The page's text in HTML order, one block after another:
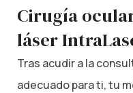
Cirugía
láser
Tras acudir a la
adecuado para ti, tu